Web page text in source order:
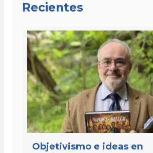
Recientes
Objetivismo e ideas en